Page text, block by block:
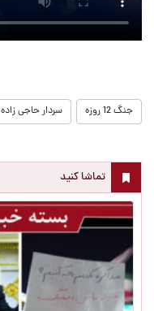
جنگ 12 روزه سردار حاجی زاده
تماشا کنید